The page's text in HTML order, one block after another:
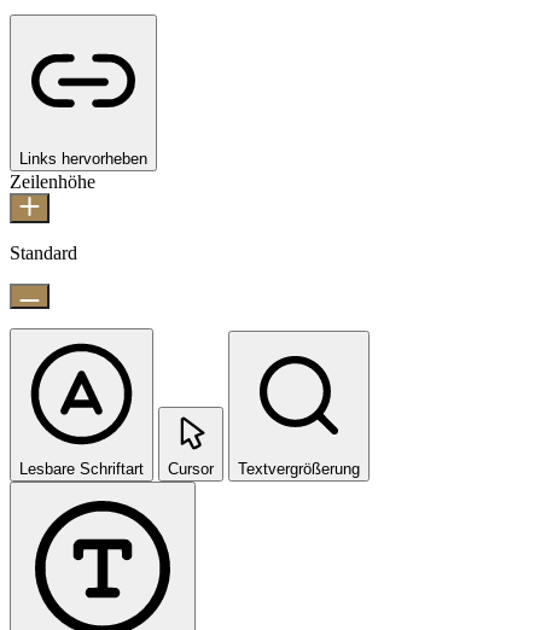
Links hervorheben
Zeilenhöhe
Standard
Lesbare Schriftart Cursor Textvergrößerung